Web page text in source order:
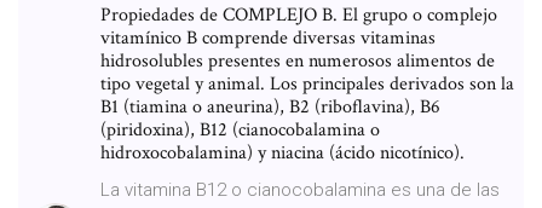
Propiedades de COMPLEJO B. El grupo o complejo
vitamínico B comprende diversas vitaminas
hidrosolubles presentes en numerosos alimentos de
tipo vegetal y animal. Los principales derivados son la
B1 (tiamina o aneurina), B2 (riboflavina), B6
(piridoxina), B12 (cianocobalamina o
hidroxocobalamina) y niacina (ácido nicotínico).
La vitamina B12 o cianocobalamina es una de las